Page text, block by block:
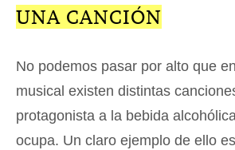
UNA CANCIÓN
No podemos pasar por alto que
musical existen distintas
protagonista a la bebida
ocupa. Un claro ejemplo de ello